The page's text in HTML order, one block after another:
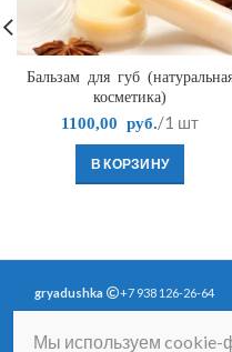
Бальзам для губ
косметика)
1100,00 руб. /1 шт
В КОРЗИНУ
gryadushka +7 938 126-26-64
конфиденциальности.
Мы используем cookie-